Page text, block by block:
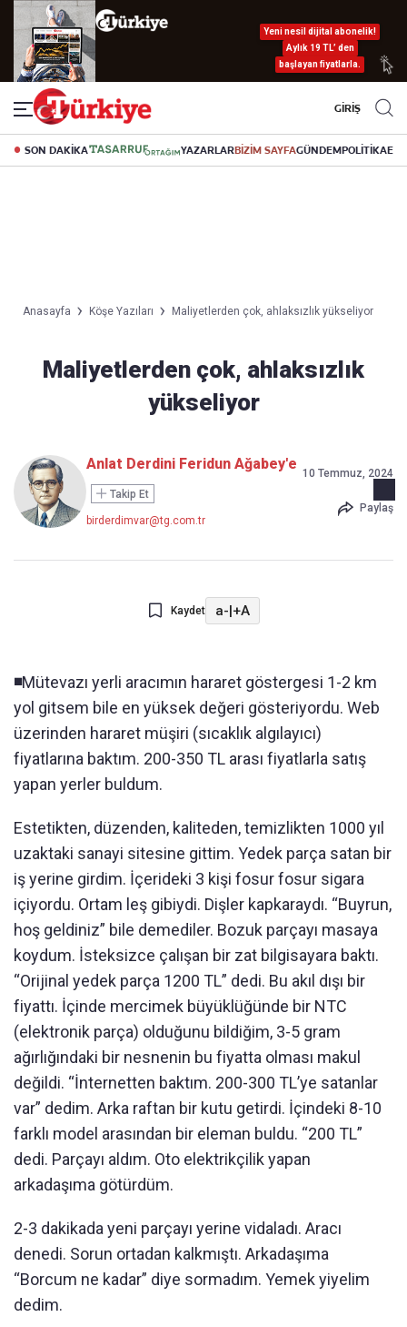
Yeni nesil dijital abonelik!
Aylık 19 TL’ den
başlayan fiyatlarla.
GİRİŞ
SON DAKİKA YAZARLARBİZİM SAYFAGÜNDEMPOLİTİKA
Anasayfa Köşe Yazıları Maliyetlerden çok, ahlaksızlık yükseliyor
Maliyetlerden çok, ahlaksızlık
yükseliyor
Anlat Derdini Feridun Ağabey'e
Takip Et
birderdimvar@tg.com.tr
10 Temmuz, 2024
Paylaş
Kaydet a-|+A
◾️Mütevazı yerli aracımın hararet göstergesi 1-2 km
yol gitsem bile en yüksek değeri gösteriyordu. Web
üzerinden hararet müşiri (sıcaklık algılayıcı)
fiyatlarına baktım. 200-350 TL arası fiyatlarla satış
yapan yerler buldum.
Estetikten, düzenden, kaliteden, temizlikten 1000 yıl
uzaktaki sanayi sitesine gittim. Yedek parça satan bir
iş yerine girdim. İçerideki 3 kişi fosur fosur sigara
içiyordu. Ortam leş gibiydi. Dişler kapkaraydı. “Buyrun,
hoş geldiniz” bile demediler. Bozuk parçayı masaya
koydum. İsteksizce çalışan bir zat bilgisayara baktı.
“Orijinal yedek parça 1200 TL” dedi. Bu akıl dışı bir
fiyattı. İçinde mercimek büyüklüğünde bir NTC
(elektronik parça) olduğunu bildiğim, 3-5 gram
ağırlığındaki bir nesnenin bu fiyatta olması makul
değildi. “İnternetten baktım. 200-300 TL’ye satanlar
var” dedim. Arka raftan bir kutu getirdi. İçindeki 8-10
farklı model arasından bir eleman buldu. “200 TL”
dedi. Parçayı aldım. Oto elektrikçilik yapan
arkadaşıma götürdüm.
2-3 dakikada yeni parçayı yerine vidaladı. Aracı
denedi. Sorun ortadan kalkmıştı. Arkadaşıma
“Borcum ne kadar” diye sormadım. Yemek yiyelim
dedim.